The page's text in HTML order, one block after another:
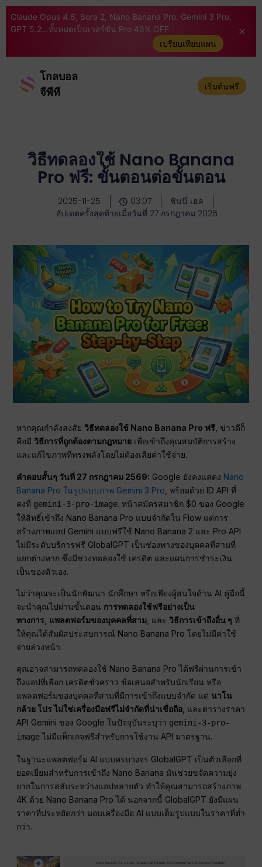
Claude Opus 4.6, Sora 2, Nano Banana Pro, Gemini 3 Pro,
GPT 5.2...ทั้งหมดเป็นเวอร์ชัน Pro 46% OFF
เปรียบเทียบแผน
โกลบอล
จีพีที
เริ่มต้นฟรี
วิธีทดลองใช้ Nano Banana
Pro ฟรี: ขั้นตอนต่อขั้นตอน
2025-11-25 03:07
ชินนี่ เฮล
อัปเดตครั้งสุดท้ายเมื่อวันที่ 27 กรกฎาคม 2026
หากคุณกำลังสงสัยวิธีทดลองใช้ Nano Banana Pro ฟรี , ข่าวดีก็
คือมีวิธีการที่ถูกต้องตามกฎหมาย เพื่อเข้าถึงคุณสมบัติการสร้าง
และแก้ไขภาพที่ทรงพลังโดยไม่ต้องเสียค่าใช้จ่าย.
คำตอบสั้นๆ วันที่ 27 กรกฎาคม 2569: Google ยังคงแสดง Nano
Banana Pro ในรูปแบบภาพ Gemini 3 Pro , พร้อมด้วย ID API ที่
คงที่ gemini-3-pro-image. หน้าสมัครสมาชิก $0 ของ Google
ให้สิทธิ์เข้าถึง Nano Banana Pro แบบจำกัดใน Flow แต่การ
สร้างภาพแอป Gemini แบบฟรีใช้ Nano Banana 2 และ Pro API
ไม่มีระดับบริการฟรี GlobalGPT เป็นช่องทางของบุคคลที่สามที่
แยกต่างหาก ซึ่งมีช่วงทดลองใช้ เครดิต และแผนการชำระเงิน
เป็นของตัวเอง.
ไม่ว่าคุณจะเป็นนักพัฒนา นักศึกษา หรือเพียงผู้สนใจด้าน AI คู่มือนี้
จะนำคุณไปผ่านขั้นตอน การทดลองใช้ฟรีอย่างเป็น
ทางการ แพลตฟอร์มของบุคคลที่สาม , และวิธีการเข้าถึงอื่น ๆ ที่
ให้คุณได้สัมผัสประสบการณ์ Nano Banana Pro โดยไม่มีค่าใช้
จ่ายล่วงหน้า.
คุณอาจสามารถทดลองใช้ Nano Banana Pro ได้ฟรีผ่านการเข้า
ถึงแอปที่เลือก เครดิตชั่วคราว ข้อเสนอสำหรับนักเรียน หรือ
แพลตฟอร์มของบุคคลที่สามที่มีการเข้าถึงแบบจำกัด แต่ นาโน
กล้วย โปร ไม่ใช่เครื่องมือฟรีไม่จำกัดที่น่าเชื่อถือ, และตารางราคา
API Gemini ของ Google ในปัจจุบันระบุว่า gemini-3-pro-
image ไม่มีแพ็กเกจฟรีสำหรับการใช้งาน API มาตรฐาน.
ในฐานะแพลตฟอร์ม AI แบบครบวงจร GlobalGPT เป็นตัวเลือกที่
ยอดเยี่ยมสำหรับการเข้าถึง Nano Banana มันช่วยขจัดความยุ่ง
ยากในการสลับระหว่างแอปหลายตัว ทำให้คุณสามารถสร้างภาพ
4K ด้วย Nano Banana Pro ได้ นอกจากนี้ GlobalGPT ยังมีแผน
ราคาที่ประหยัดกว่า มอบเครื่องมือ AI แบบเต็มรูปแบบในราคาที่ต่ำ
กว่า.